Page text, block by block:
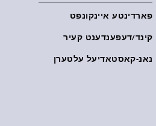
פארדינטע איינקונפט
קינד/דעפענדענט קעיר
נאנ-קאסטאדיעל עלטערן